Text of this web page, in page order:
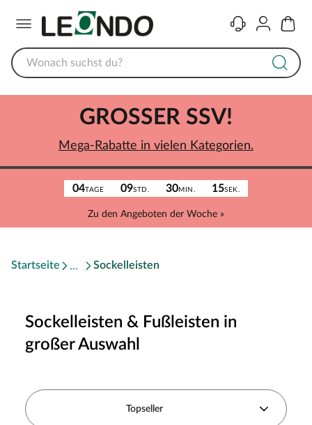
KontaktKonto
04TAGE 09STD. 30MIN. 15SEK.
Zu den Angeboten der Woche »
GROSSER SSV!
Mega-Rabatte in vielen Kategorien.
Startseite Sockelleisten
Sockelleisten & Fußleisten in
großer Auswahl
Topseller